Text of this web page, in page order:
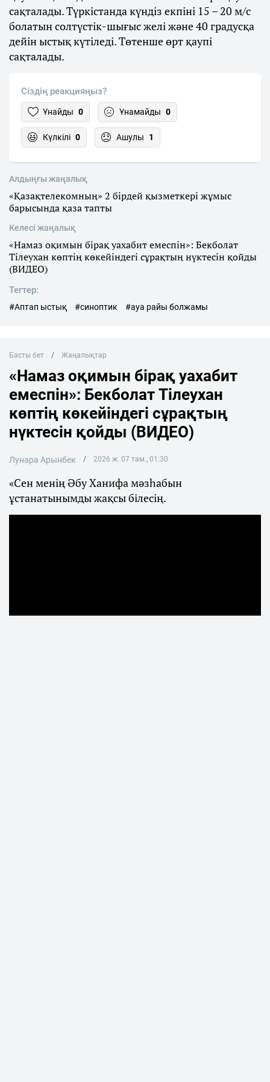
сақталады. Түркістанда күндіз екпіні 15 – 20 м/с
болатын солтүстік-шығыс желі және 40 градусқа
дейін ыстық күтіледі. Төтенше өрт қаупі
сақталады.
Сіздің реакцияңыз?
Ұнайды 0 Ұнамайды 0
Күлкілі 0 Ашулы 1
Алдыңғы жаңалық
«Қазақтелекомның» 2 бірдей қызметкері жұмыс
барысында қаза тапты
Келесі жаңалық
«Намаз оқимын бірақ уахабит емеспін»: Бекболат
Тілеухан көптің көкейіндегі сұрақтың нүктесін қойды
(ВИДЕО)
Тегтер:
#Аптап ыстық #синоптик #ауа райы болжамы
Басты бет Жаңалықтар
«Намаз оқимын бірақ уахабит
емеспін»: Бекболат Тілеухан
көптің көкейіндегі сұрақтың
нүктесін қойды (ВИДЕО)
Лунара Арынбек 2026 ж. 07 там., 01:30
«Сен менің Әбу Ханифа мәзһабын
ұстанатынымды жақсы білесің.